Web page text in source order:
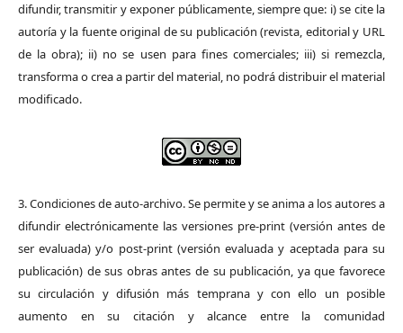
difundir, transmitir y exponer públicamente, siempre que: i) se cite la
autoría y la fuente original de su publicación (revista, editorial y URL
de la obra); ii) no se usen para fines comerciales; iii) si remezcla,
transforma o crea a partir del material, no podrá distribuir el material
modificado.
3. Condiciones de auto-archivo. Se permite y se anima a los autores a
difundir electrónicamente las versiones pre-print (versión antes de
ser evaluada) y/o post-print (versión evaluada y aceptada para su
publicación) de sus obras antes de su publicación, ya que favorece
su circulación y difusión más temprana y con ello un posible
aumento en su citación y alcance entre la comunidad